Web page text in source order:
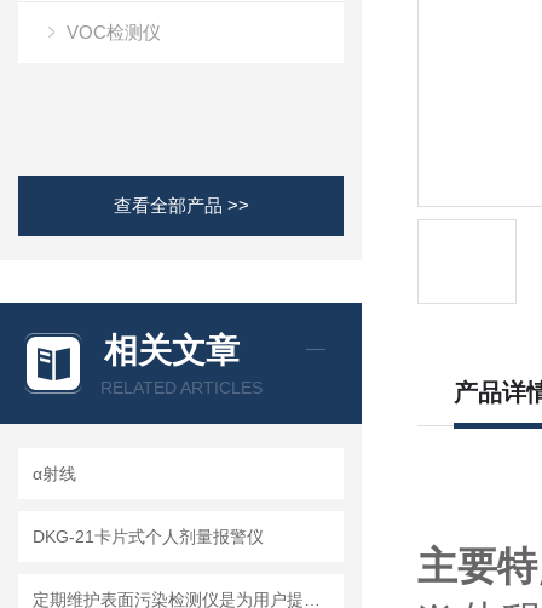
VOC检测仪
查看全部产品 >>
相关文章
RELATED ARTICLES
α射线
DKG-21卡片式个人剂量报警仪
产品详
主要